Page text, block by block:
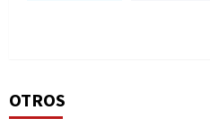
OTROS